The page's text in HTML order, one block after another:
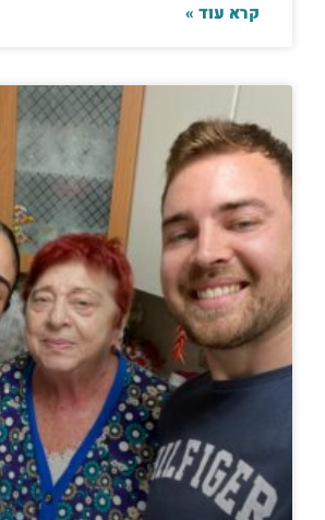
קרא עוד »